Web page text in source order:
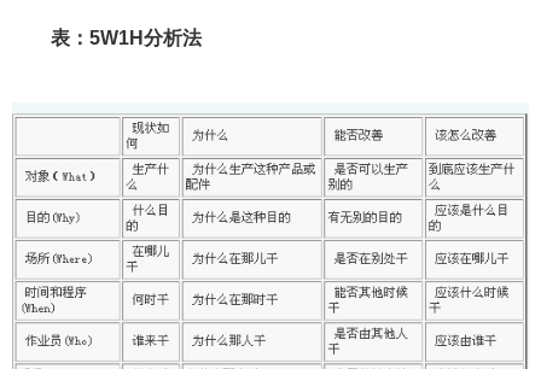
表：5W1H分析法